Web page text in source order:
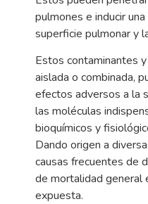
pulmones e inducir
superficie pulmonar y
Estos contaminantes
aislada o combinada,
efectos adversos a la
las moléculas
bioquímicos y
Dando origen a
causas frecuentes de
de mortalidad general
expuesta.